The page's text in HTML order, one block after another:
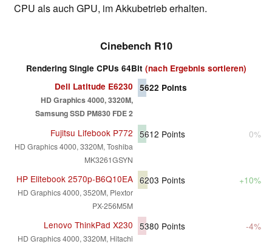
CPU als auch GPU, im Akkubetrieb erhalten.
Cinebench R10
Rendering Single CPUs 64Bit (nach Ergebnis sortieren)
Dell Latitude E6230
HD Graphics 4000, 3320M,
Samsung SSD PM830 FDE 2
5622 Points
Fujitsu Lifebook P772
HD Graphics 4000, 3320M, Toshiba
MK3261GSYN
5612 Points 0%
HP Elitebook 2570p-B6Q10EA
HD Graphics 4000, 3520M, Plextor
PX-256M5M
6203 Points +10%
Lenovo ThinkPad X230
HD Graphics 4000, 3320M, Hitachi
5380 Points -4%